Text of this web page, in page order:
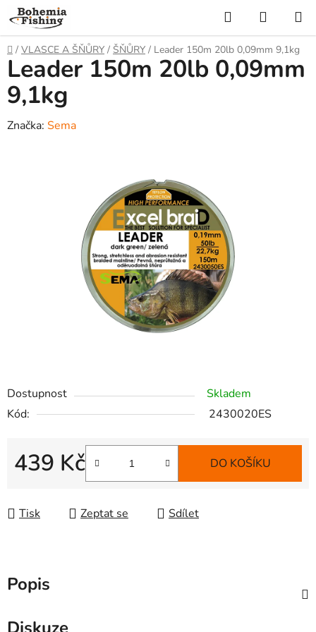
Přejít
na
obsah
Hledat
KOŠÍK
Domů
/ VLASCE A ŠŇŮRY / ŠŇŮRY / Leader 150m 20lb 0,09mm 9,1kg
Dostupnost
Skladem
Kód:
2430020ES
439 Kč DO KOŠÍKU
Tisk Zeptat se Sdílet
Leader 150m 20lb 0,09mm
9,1kg
Značka: Sema
Popis